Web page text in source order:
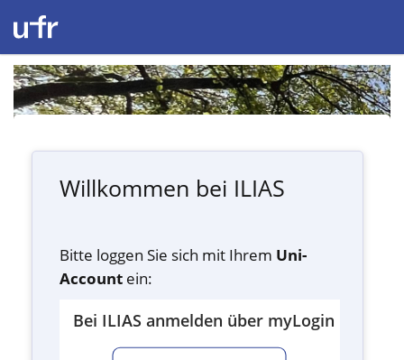
Willkommen bei ILIAS
Bitte loggen Sie sich mit Ihrem Uni-
Account ein:
Bei ILIAS anmelden über myLogin